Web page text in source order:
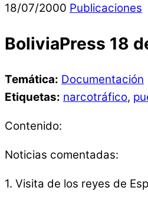
18/07/2000 Publicaciones
BoliviaPress 18
Temática: Documentación
Etiquetas: narcotráfico,
Contenido:
Noticias comentadas:
1. Visita de los reyes de